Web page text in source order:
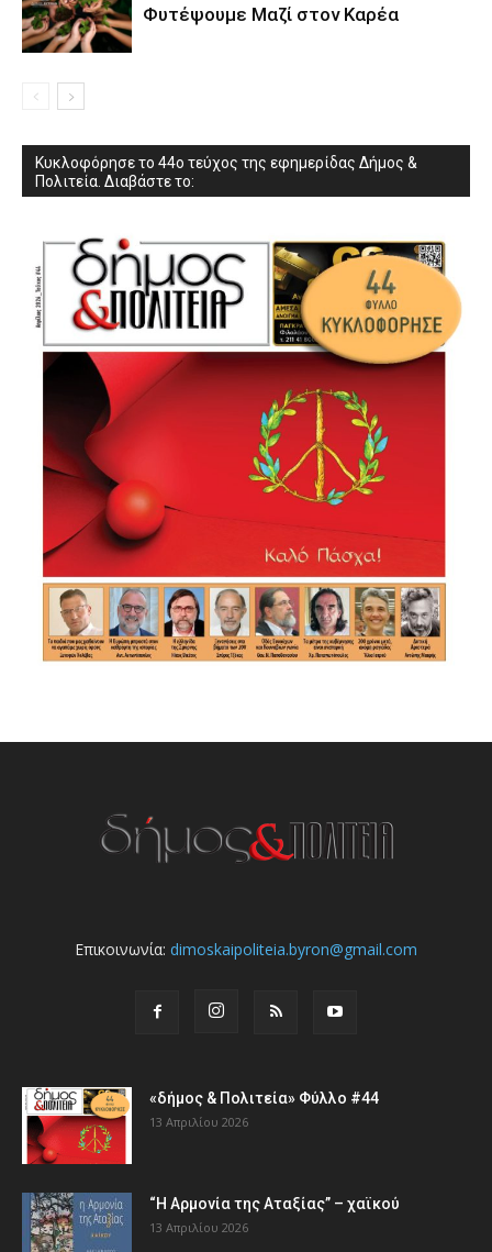
Φυτέψουμε Μαζί στον Καρέα
Κυκλοφόρησε το 44ο τεύχος της εφημερίδας Δήμος &
Πολιτεία. Διαβάστε το:
Επικοινωνία: dimoskaipoliteia.byron@gmail.com
«δήμος & Πολιτεία» Φύλλο #44
13 Απριλίου 2026
“Η Αρμονία της Αταξίας” – χαϊκού
13 Απριλίου 2026